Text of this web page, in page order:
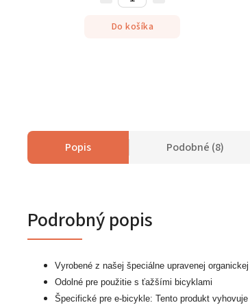
Do košíka
Popis Podobné (8)
Podrobný popis
Vyrobené z našej špeciálne upravenej
Odolné pre použitie s ťažšími bicyklami
Špecifické pre e-bicykle: Tento produkt